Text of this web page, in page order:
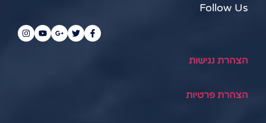
Follow Us
הצהרת נגישות
הצהרת פרטיות